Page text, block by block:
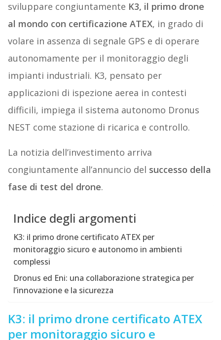
sviluppare congiuntamente K3, il primo drone
al mondo con certificazione ATEX, in grado di
volare in assenza di segnale GPS e di operare
autonomamente per il monitoraggio degli
impianti industriali. K3, pensato per
applicazioni di ispezione aerea in contesti
difficili, impiega il sistema autonomo Dronus
NEST come stazione di ricarica e controllo.
La notizia dell’investimento arriva
congiuntamente all’annuncio del successo della
fase di test del drone.
Indice degli argomenti
K3: il primo drone certificato ATEX per
monitoraggio sicuro e autonomo in ambienti
complessi
Dronus ed Eni: una collaborazione strategica per
l’innovazione e la sicurezza
K3: il primo drone certificato ATEX
per monitoraggio sicuro e